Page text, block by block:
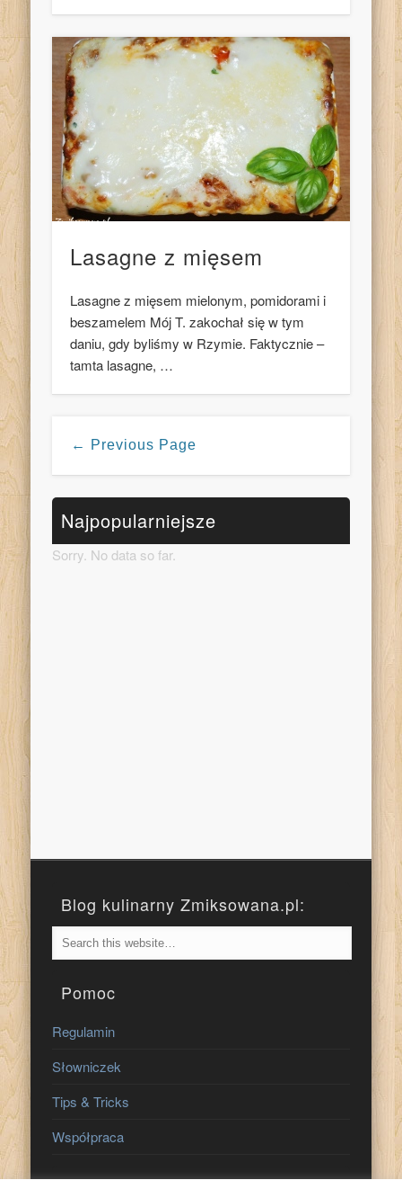
Lasagne z mięsem
Lasagne z mięsem mielonym, pomidorami i
beszamelem Mój T. zakochał się w tym
daniu, gdy byliśmy w Rzymie. Faktycznie –
tamta lasagne, …
← Previous Page
Najpopularniejsze
Sorry. No data so far.
Blog kulinarny Zmiksowana.pl:
Pomoc
Regulamin
Słowniczek
Tips & Tricks
Współpraca